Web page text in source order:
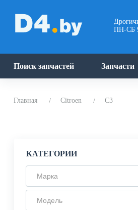
ПН-СБ
Поиск запчастей Запчасти
Главная Citroen C3
КАТЕГОРИИ
Марка
Модель